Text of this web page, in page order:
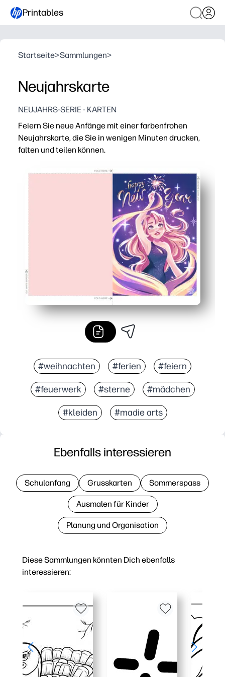
Printables
Startseite>Sammlungen>
Neujahrskarte
NEUJAHRS-SERIE - KARTEN
Feiern Sie neue Anfänge mit einer farbenfrohen
Neujahrskarte, die Sie in wenigen Minuten drucken,
falten und teilen können.
Praktisch ohne Vorbereitung — herunterladen, auf
Sieht aus wie im Laden gekauft — von Künstlern
Flexibel für jede Liste — drucken Sie eine oder ein
Persönlich und unvergesslich — fügen Sie einen
#weihnachten #ferien #feiern
#feuerwerk #sterne #mädchen
#kleiden #madie arts
Diese Sammlungen könnten Dich ebenfalls
interessieren:
Ebenfalls interessieren
Schulanfang Grusskarten Sommerspass
Ausmalen für Kinder
Planung und Organisation